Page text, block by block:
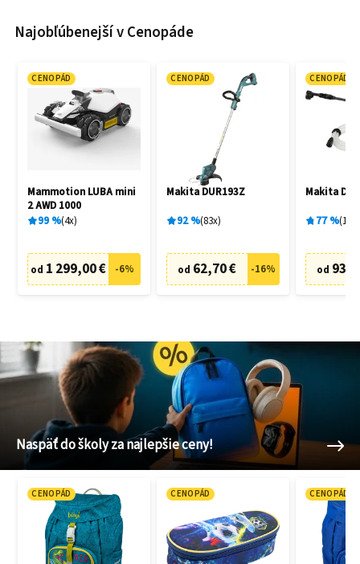
Najobľúbenejší v Cenopáde
CENOPÁD
Mammotion LUBA mini
2 AWD 1000
99% 4x
od 1 299,00 € -6%
CENOPÁD
Makita DUR193Z
92% 83x
od 62,70 € -16%
CENOPÁD
Makita
77% 19
od
Naspäť do školy za najlepšie ceny!
CENOPÁD CENOPÁD CENOPÁD